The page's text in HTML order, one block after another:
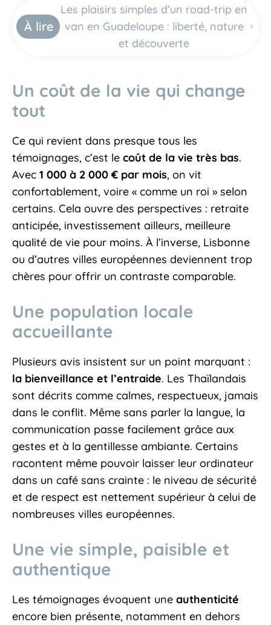
À lire
Les plaisirs simples d’un road-trip en
van en Guadeloupe : liberté, nature
et découverte
Un coût de la vie qui change
tout
Ce qui revient dans presque tous les
témoignages, c’est le coût de la vie très bas.
Avec 1 000 à 2 000 € par mois, on vit
confortablement, voire « comme un roi » selon
certains. Cela ouvre des perspectives : retraite
anticipée, investissement ailleurs, meilleure
qualité de vie pour moins. À l’inverse, Lisbonne
ou d’autres villes européennes deviennent trop
chères pour offrir un contraste comparable.
Une population locale
accueillante
Plusieurs avis insistent sur un point marquant :
la bienveillance et l’entraide. Les Thaïlandais
sont décrits comme calmes, respectueux, jamais
dans le conflit. Même sans parler la langue, la
communication passe facilement grâce aux
gestes et à la gentillesse ambiante. Certains
racontent même pouvoir laisser leur ordinateur
dans un café sans crainte : le niveau de sécurité
et de respect est nettement supérieur à celui de
nombreuses villes européennes.
Une vie simple, paisible et
authentique
Les témoignages évoquent une authenticité
encore bien présente, notamment en dehors